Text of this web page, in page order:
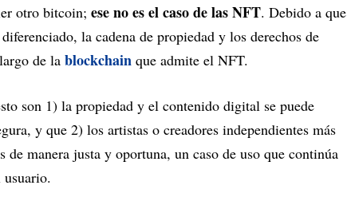
otro bitcoin; ese no es el caso de las NFT. Debido a que
la cadena de propiedad y los derechos de
de la blockchain que admite el NFT.
son 1) la propiedad y el contenido digital se puede
y que 2) los artistas o creadores independientes más
de manera justa y oportuna, un caso de uso que continúa